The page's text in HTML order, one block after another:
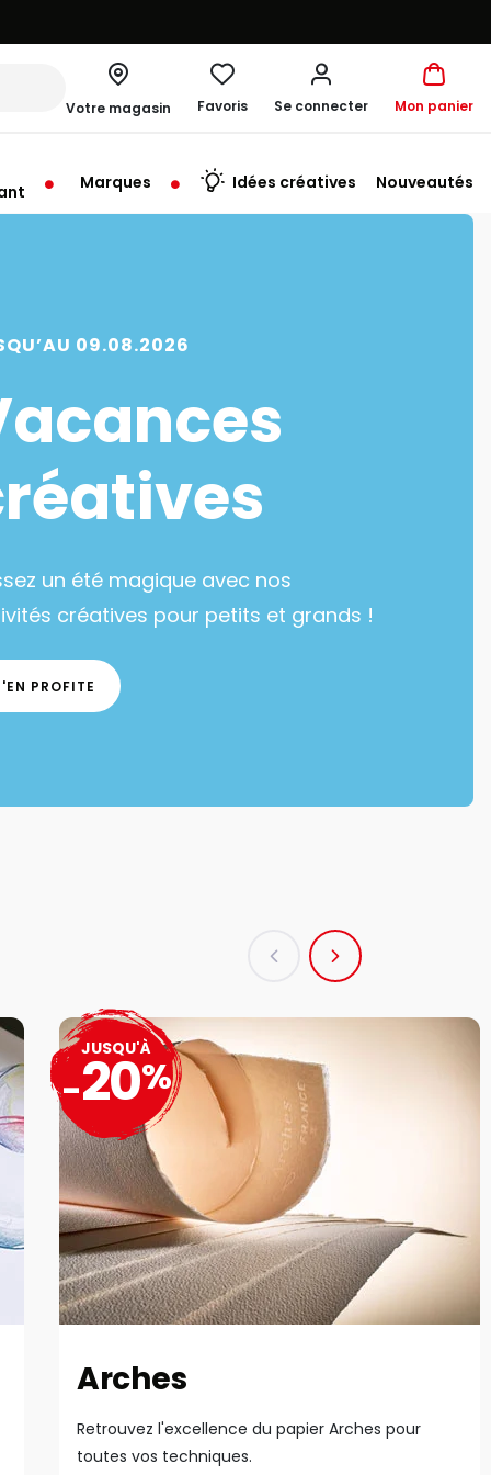
Votre magasin
à 09:30
Favoris Se connecter Mon panier
Marques Idées créatives Nouveautés
09.08.2026
un été magique avec nos
créatives pour petits et grands !
PROFITE
Arches
Retrouvez l'excellence du papier Arches pour
toutes vos techniques.
JUSQU'À
-20%